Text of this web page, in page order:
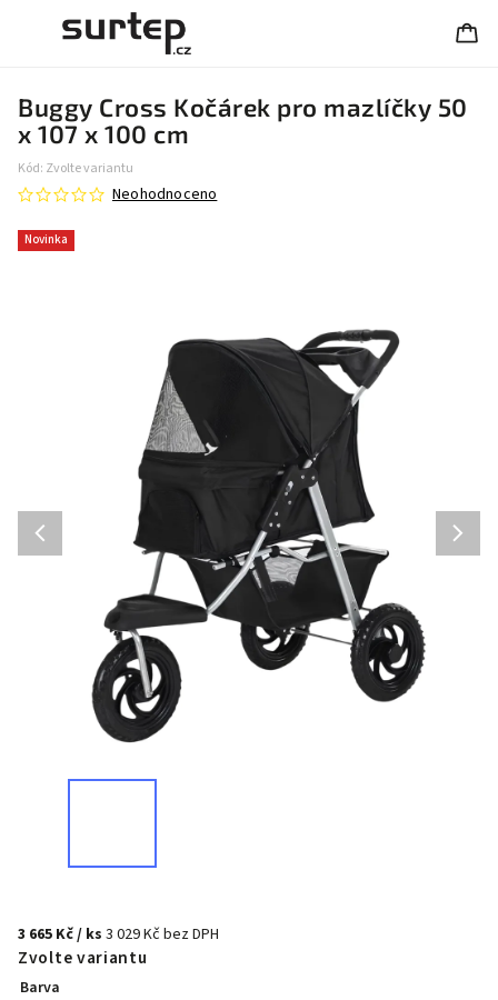
Buggy Cross Kočárek pro mazlíčky 50
x 107 x 100 cm
Kód: Zvolte variantu
Novinka
Neohodnoceno
3 665 Kč/ ks 3 029 Kč bez DPH
Zvolte variantu
Barva